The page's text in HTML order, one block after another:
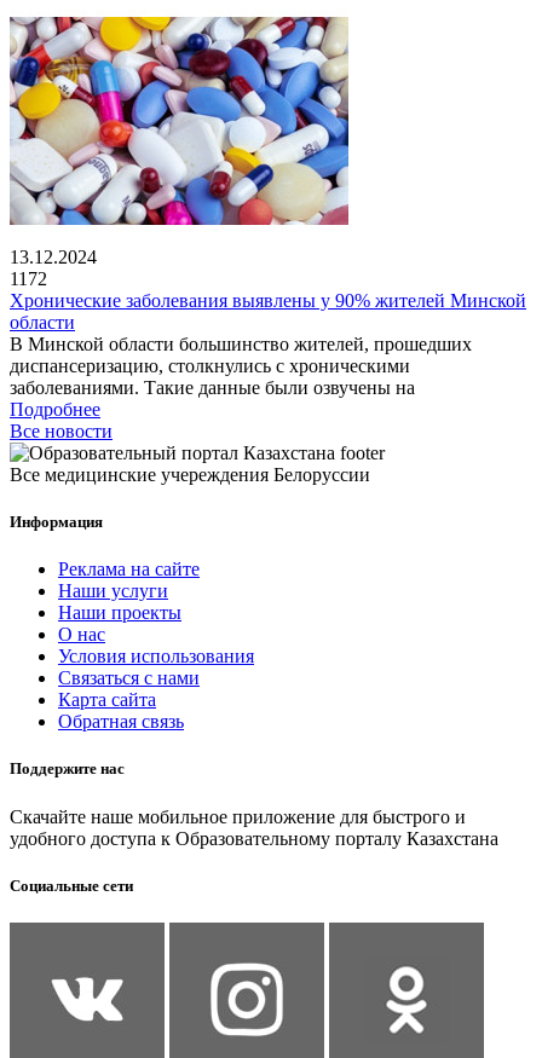
13.12.2024
1172
Хронические заболевания выявлены у 90% жителей Минской
области
В Минской области большинство жителей, прошедших
диспансеризацию, столкнулись с хроническими
заболеваниями. Такие данные были озвучены на
Подробнее
Все новости
Все медицинские учереждения Белоруссии
Информация
Реклама на сайте
Наши услуги
Наши проекты
О нас
Условия использования
Связаться с нами
Карта сайта
Обратная связь
Поддержите нас
Скачайте наше мобильное приложение для быстрого и
удобного доступа к Образовательному порталу Казахстана
Социальные сети